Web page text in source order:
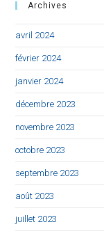
Archives
avril 2024
février 2024
janvier 2024
décembre 2023
novembre 2023
octobre 2023
septembre 2023
août 2023
juillet 2023